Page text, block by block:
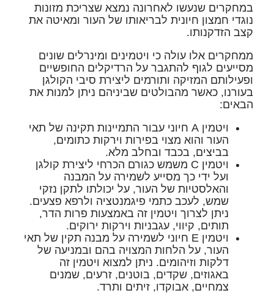
במחקרים שנעשו לאחרונה נמצא שצריכת מזונות
נוגדי חמצון חיונית לבריאותו של העור ומאיטה את
קצב הזדקנותו.
ממחקרים אלו עולה כי ויטמינים ומינרלים שונים
מסייעים לגוף להתגבר על הרדיקלים החופשיים
ופעילותם המזיקה ותורמים ליצירת סיבי הקולגן
בעורנו, כאשר מהבולטים שביניהם ניתן למנות את
הבאים:
ויטמין A
חיוני עבור התמיינות תקינה של תאי
העור והוא מצוי בפירות וירקות כתומים,
בביצים, בכבד ובחלב מלא.
ויטמין C
משמש כגורם הכרחי ליצירת קולגן
ועל ידי כך מסייע לשמירה על המבנה
והאלסטיות של העור, על יכולתו לתקן נזקי
שמש, לעכב כתמי פיגמנטציה ולרפא פצעים.
ניתן לצרוך ויטמין זה באמצעות פרות הדר,
תותים, קיווי, עגבניות וירקות ירוקים.
ויטמין E
חיוני לשמירה על מבנה תקין של תאי
העור, על הלחות המצויה בהם ובמניעה של
דלקות וזיהומים. ניתן למצוא ויטמין זה
באגוזים, שקדים, בוטנים, זרעים, שמנים
צמחיים, אבוקדו, זיתים ותרד.